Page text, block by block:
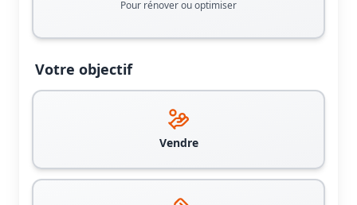
Pour rénover ou optimiser
Votre objectif
Vendre